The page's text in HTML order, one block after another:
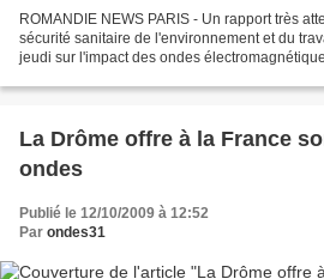
ROMANDIE NEWS PARIS - Un rapport très
sécurité sanitaire de l'environnement et du
jeudi sur l'impact des ondes
La Drôme offre à la France
ondes
Publié le 12/10/2009 à 12:52
Par ondes31